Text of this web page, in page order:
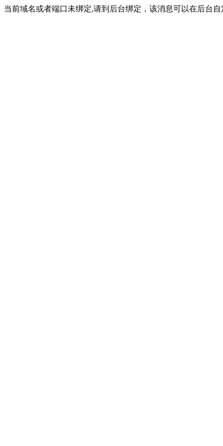
当前域名或者端口未绑定,请到后台绑定，该消息可以在后台自